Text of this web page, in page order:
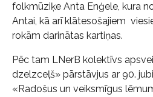
folkmūziķe Anta Enģele, kura
Antai, kā arī klātesošajiem
rokām darinātas kartiņas.
Pēc tam LNerB kolektīvs
dzelzceļš» pārstāvjus ar 90.
«Radošus un veiksmīgus